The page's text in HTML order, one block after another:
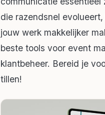
die razendsnel
jouw werk makkelijker
beste tools voor event
klantbeheer. Bereid je
tillen!